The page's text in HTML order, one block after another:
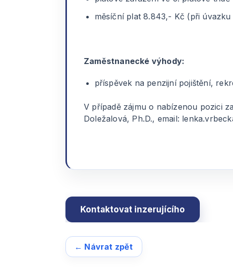
měsíční plat 8.843,- Kč (při
Zaměstnanecké výhody:
příspěvek na penzijní pojištění,
V případě zájmu o nabízenou pozici
Doležalová, Ph.D., email:
← Návrat zpět